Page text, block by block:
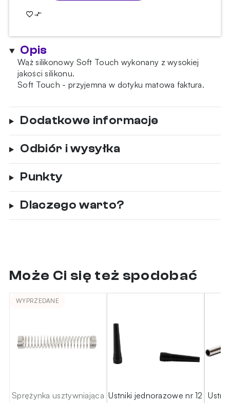
Soft
czarny
Opis
Wąż silikonowy Soft Touch wykonany z wysokiej
jakości silikonu.
Soft Touch - przyjemna w dotyku matowa faktura.
Dodatkowe informacje
Odbiór i wysyłka
Punkty
Dlaczego warto?
Może Ci się też spodobać
WYPRZEDANE
Sprężynka usztywniająca Ustniki jednorazowe nr 12